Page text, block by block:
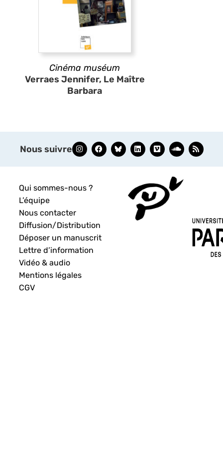
Cinéma muséum
Verraes Jennifer, Le Maître
Barbara
Nous suivre
Qui sommes-nous ?
L’équipe
Nous contacter
Diffusion/Distribution
Déposer un manuscrit
Lettre d’information
Vidéo & audio
Mentions légales
CGV